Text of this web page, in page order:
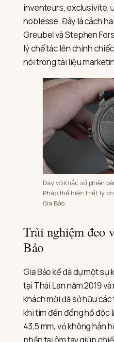
inventeurs, exclusivité,
noblesse. Đây là cách
Greubel và Stephen
lý chế tác lên chính
nói trong tài liệu
Đáy vỏ khắc số phiên
Pháp thể hiện triết lý
Gia Bảo.
Trải nghiệm đeo
Bảo
Gia Bảo kể đã dự một
tại Thái Lan năm 2019
khách mời đã sở hữu
khi tìm đến đồng hồ độc
43,5 mm, vỏ không hẳn